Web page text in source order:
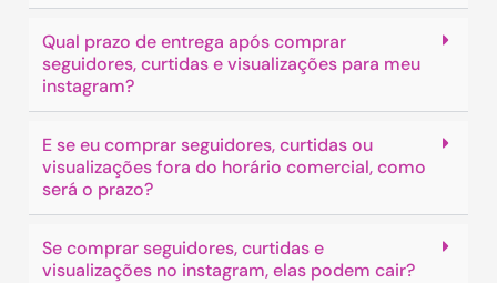
Qual prazo de entrega após comprar
seguidores, curtidas e visualizações para meu
instagram?
E se eu comprar seguidores, curtidas ou
visualizações fora do horário comercial, como
será o prazo?
Se comprar seguidores, curtidas e
visualizações no instagram, elas podem cair?